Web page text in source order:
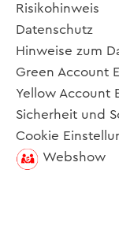
Risikohinweis
Datenschutz
Hinweise zum
Green Account
Yellow Account
Sicherheit und
Cookie
Webshow